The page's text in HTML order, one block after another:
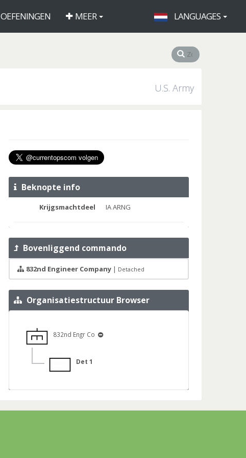
OEFENINGEN MEER LANGUAGES
U.S. Army
Beknopte info
Krijgsmachtdeel IA ARNG
Bovenliggend commando
832nd Engineer Company| Detached
Organisatiestructuur Browser
832nd Engr Co
Det 1